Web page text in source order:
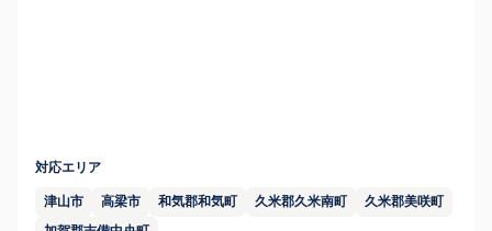
対応エリア
津山市 高梁市 和気郡和気町 久米郡久米南町
久米郡美咲町